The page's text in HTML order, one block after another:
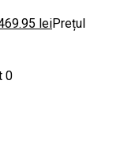
leiPrețul
0